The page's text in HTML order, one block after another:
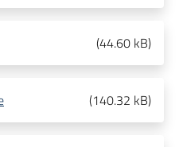
(44.60 kB)
(140.32 kB)